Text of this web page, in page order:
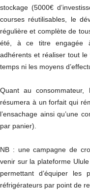
stockage (5000€
courses réutilisables, le
régulière et complète de
été, à ce titre engagée
adhérents et réaliser tout le
temps ni les moyens
Quant au
résumera à un forfait qui
l’ensachage ainsi qu’une
par panier).
NB : une campagne de
venir sur la plateforme
permettant d’équiper
réfrigérateurs par point de